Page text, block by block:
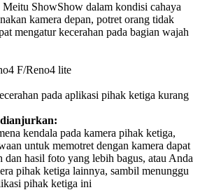
ShowShow dalam kondisi cahaya
kamera depan, potret orang tidak
mengatur kecerahan pada bagian wajah
F/Reno4 lite
pada aplikasi pihak ketiga kurang
kendala pada kamera pihak ketiga,
untuk memotret dengan kamera dapat
dan hasil foto yang lebih bagus, atau Anda
pihak ketiga lainnya, sambil menunggu
pihak ketiga ini